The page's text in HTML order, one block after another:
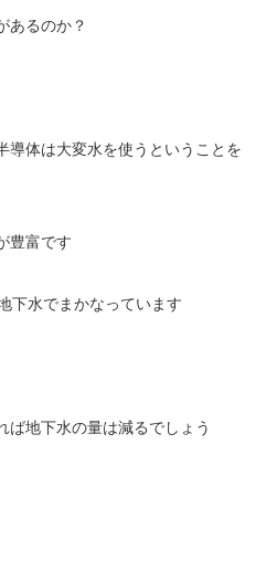
あるのか？
導体は大変水を使うということを
豊富です
下水でまかなっています
ば地下水の量は減るでしょう